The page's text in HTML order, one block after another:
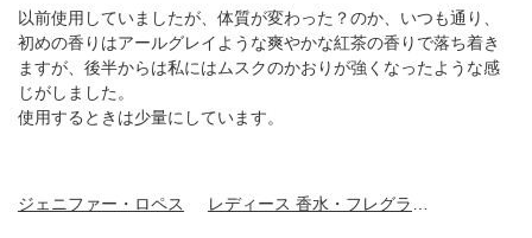
以前使用していましたが、体質が変わった？のか、いつも通り、
初めの香りはアールグレイような爽やかな紅茶の香りで落ち着き
ますが、後半からは私にはムスクのかおりが強くなったような感
じがしました。
使用するときは少量にしています。
ジェニファー・ロペス